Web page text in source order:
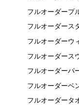
フルオーダープ
フルオーダース
フルオーダーウ
フルオーダース
フルオーダーパ
フルオーダーベ
フルオーダータ